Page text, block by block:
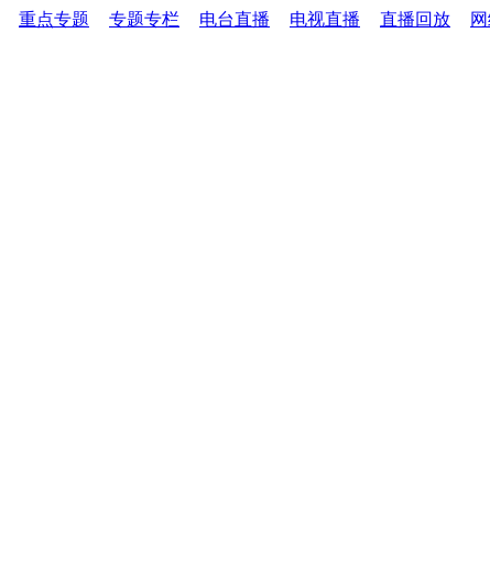
重点专题 专题专栏 电台直播 电视直播 直播回放